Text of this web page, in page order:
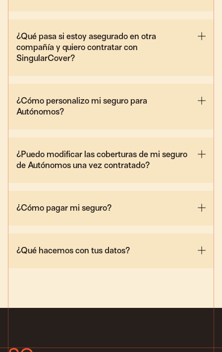
¿Qué pasa si estoy asegurado en otra
compañía y quiero contratar con
SingularCover?
¿Cómo personalizo mi seguro para
Autónomos?
¿Puedo modificar las coberturas de mi seguro
de Autónomos una vez contratado?
¿Cómo pagar mi seguro?
¿Qué hacemos con tus datos?